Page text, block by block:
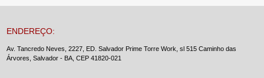
ENDEREÇO:
Av. Tancredo Neves, 2227, ED. Salvador Prime Torre Work, sl 515 Caminho das
Árvores, Salvador - BA, CEP 41820-021